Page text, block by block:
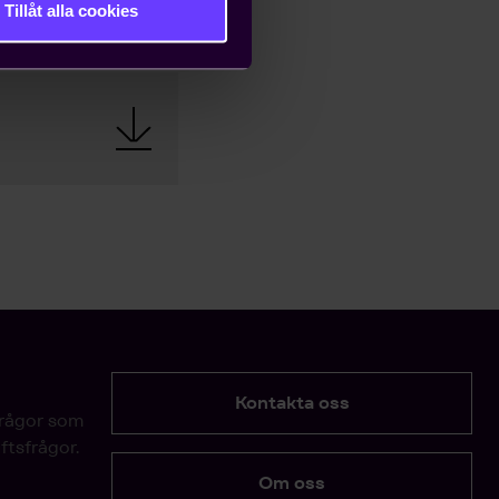
Tillåt alla cookies
som
Kontakta oss
Om oss